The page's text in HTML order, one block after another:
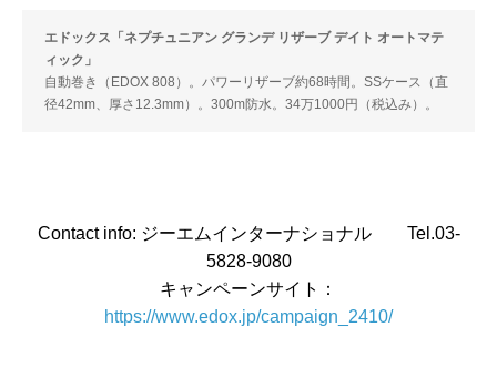
エドックス「ネプチュニアン グランデ リザーブ デイト オートマテ
ィック」
自動巻き（EDOX 808）。パワーリザーブ約68時間。SSケース（直
径42mm、厚さ12.3mm）。300m防水。34万1000円（税込み）。
Contact info: ジーエムインターナショナル Tel.03-
5828-9080
キャンペーンサイト：
https://www.edox.jp/campaign_2410/